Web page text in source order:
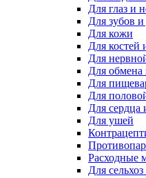
Для глаз и
Для зубов и
Для кожи
Для костей
Для
Для обмена
Для
Для
Для сердца
Для ушей
Расходные
Для